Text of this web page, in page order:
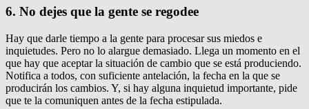
6. No dejes que la gente se regodee
Hay que darle tiempo a la gente para procesar sus miedos e
inquietudes. Pero no lo alargue demasiado. Llega un momento en el
que hay que aceptar la situación de cambio que se está produciendo.
Notifica a todos, con suficiente antelación, la fecha en la que se
producirán los cambios. Y, si hay alguna inquietud importante, pide
que te la comuniquen antes de la fecha estipulada.